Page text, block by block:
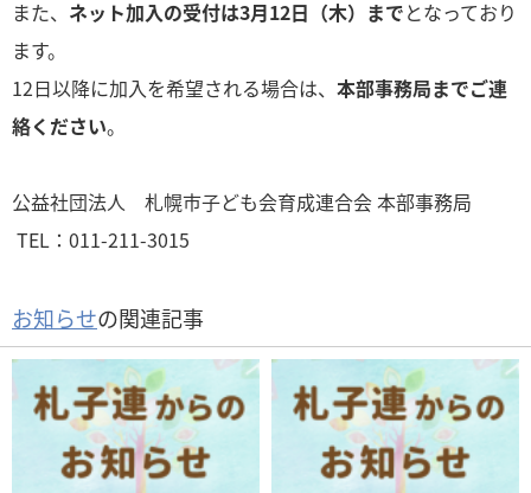
また、 ネット加入の受付は3月12日（木）までとなっており
ます。
12日以降に加入を希望される場合は、 本部事務局までご連
絡ください。
公益社団法人 札幌市子ども会育成連合会 本部事務局
TEL：011-211-3015
お知らせの関連記事